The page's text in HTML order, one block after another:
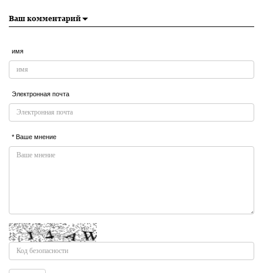
Ваш комментарий
имя
Электронная почта
* Ваше мнение